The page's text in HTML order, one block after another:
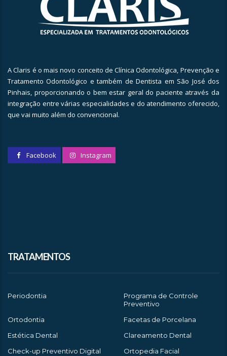
A Claris é o mais novo conceito de Clínica Odontológica, Prevenção e
Tratamento Odontológico e também de Dentista em São José dos
Pinhais, proporcionando o bem estar geral do paciente através da
integração entre várias especialidades e do atendimento oferecido,
que vai muito além do convencional.
Facebook Instagram
TRATAMENTOS
Periodontia
Programa de Controle
Preventivo
Ortodontia
Facetas de Porcelana
Estética Dental
Clareamento Dental
Check-up Preventivo Digital
Ortopedia Facial